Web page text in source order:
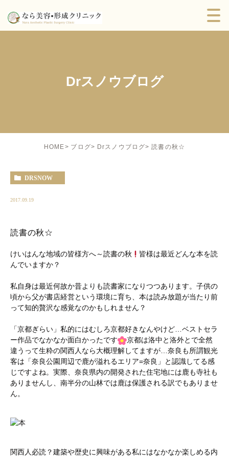
Drスノウブログ
HOME ブログ Drスノウブログ 読書の秋☆
DRSNOW
2017.09.19
読書の秋☆
けいはんな地域の皆様方へ～読書の秋
皆様は最近どんな本を読
んでいますか？
私自身は最近何故か昔よりも読書家になりつつあります。子供の
頃から父が書店経営という環境に育ち、本は読み放題が当たり前
って知的贅沢な感覚なのかもしれません？
「京都ぎらい」私的にはむしろ京都好きなんやけど…ベストセラ
ー作品でなかなか面白かったです
京都は洛中と洛外とで全然
違うって生粋の関西人なら大概理解してますが…奈良も所謂観光
客は「奈良公園周辺で鹿が溢れるエリア=奈良」と認識してる感
じですよね。実際、奈良県内の開発された住宅地には鹿も寺社も
ありませんし、南半分の山林では鹿は保護される訳でもありませ
ん。
関西人必読？建築や歴史に興味がある私にはなかなか楽しめる内